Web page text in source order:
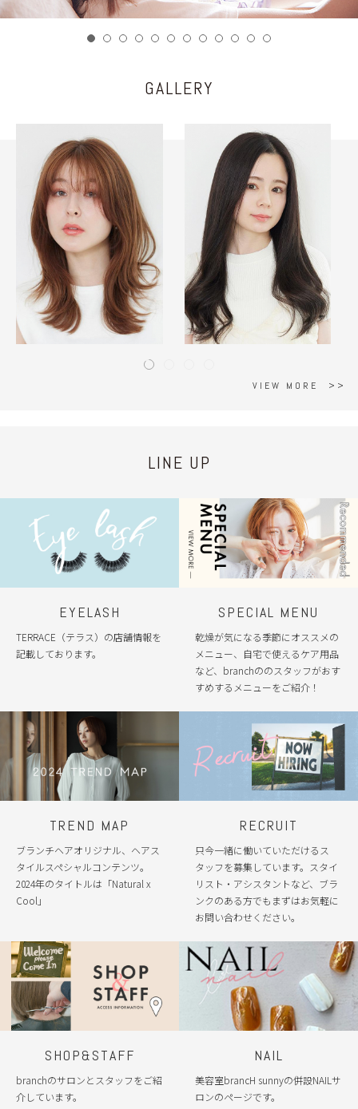
GALLERY
VIEW MORE
LINE UP
EYELASH
TERRACE（テラス）の店舗情報を
記載しております。
SPECIAL MENU
乾燥が気になる季節にオススメの
メニュー、自宅で使えるケア用品
など、branchののスタッフがおす
すめするメニューをご紹介！
TREND MAP
ブランチヘアオリジナル、ヘアス
タイルスペシャルコンテンツ。
2024年のタイトルは「Natural x
Cool」
RECRUIT
只今一緒に働いていただけるス
タッフを募集しています。スタイ
リスト・アシスタントなど、ブラ
ンクのある方でもまずはお気軽に
お問い合わせください。
SHOP&STAFF
branchのサロンとスタッフをご紹
介しています。
NAIL
美容室brancH sunnyの併設NAILサ
ロンのページです。